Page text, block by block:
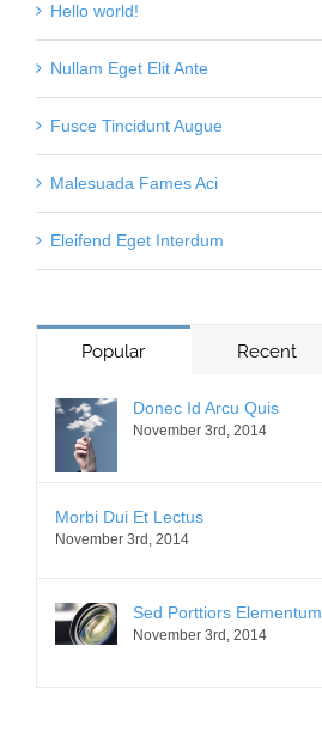
Hello world!
Nullam Eget Elit Ante
Fusce Tincidunt Augue
Malesuada Fames Aci
Eleifend Eget Interdum
Popular Recent
Donec Id Arcu Quis
November 3rd, 2014
Morbi Dui Et Lectus
November 3rd, 2014
Sed Porttiors Elementum
November 3rd, 2014